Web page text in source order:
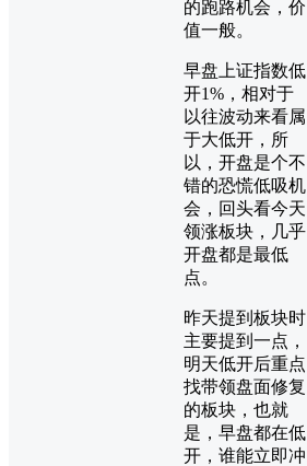
的跑路机会，价
值一般。
早盘上证指数低
开1%，相对于
以往波动来看属
于大低开，所
以，开盘是个不
错的恐慌低吸机
会，回头看今天
领涨板块，几乎
开盘都是最低
点。
昨天提到板块时
主要提到一点，
明天低开后重点
找带领盘面修复
的板块，也就
是，早盘都在低
开，谁能立即冲